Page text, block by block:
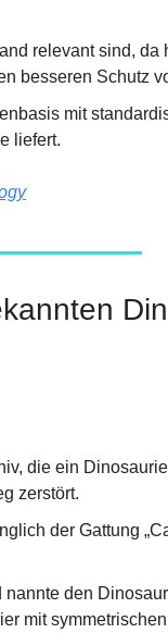
relevant sind, da
besseren Schutz
mit
liefert.
die ein
zerstört.
der Gattung
den
mit